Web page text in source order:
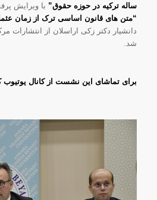
ساله ترکیه در حوزه حقوق” با ویرایش
“متن های قانون اساسی ترک از زمان
دانشیار دکتر زکی اراسلان از انتشارات
شد.
برای تماشای این نشست از کانال یوتیوب